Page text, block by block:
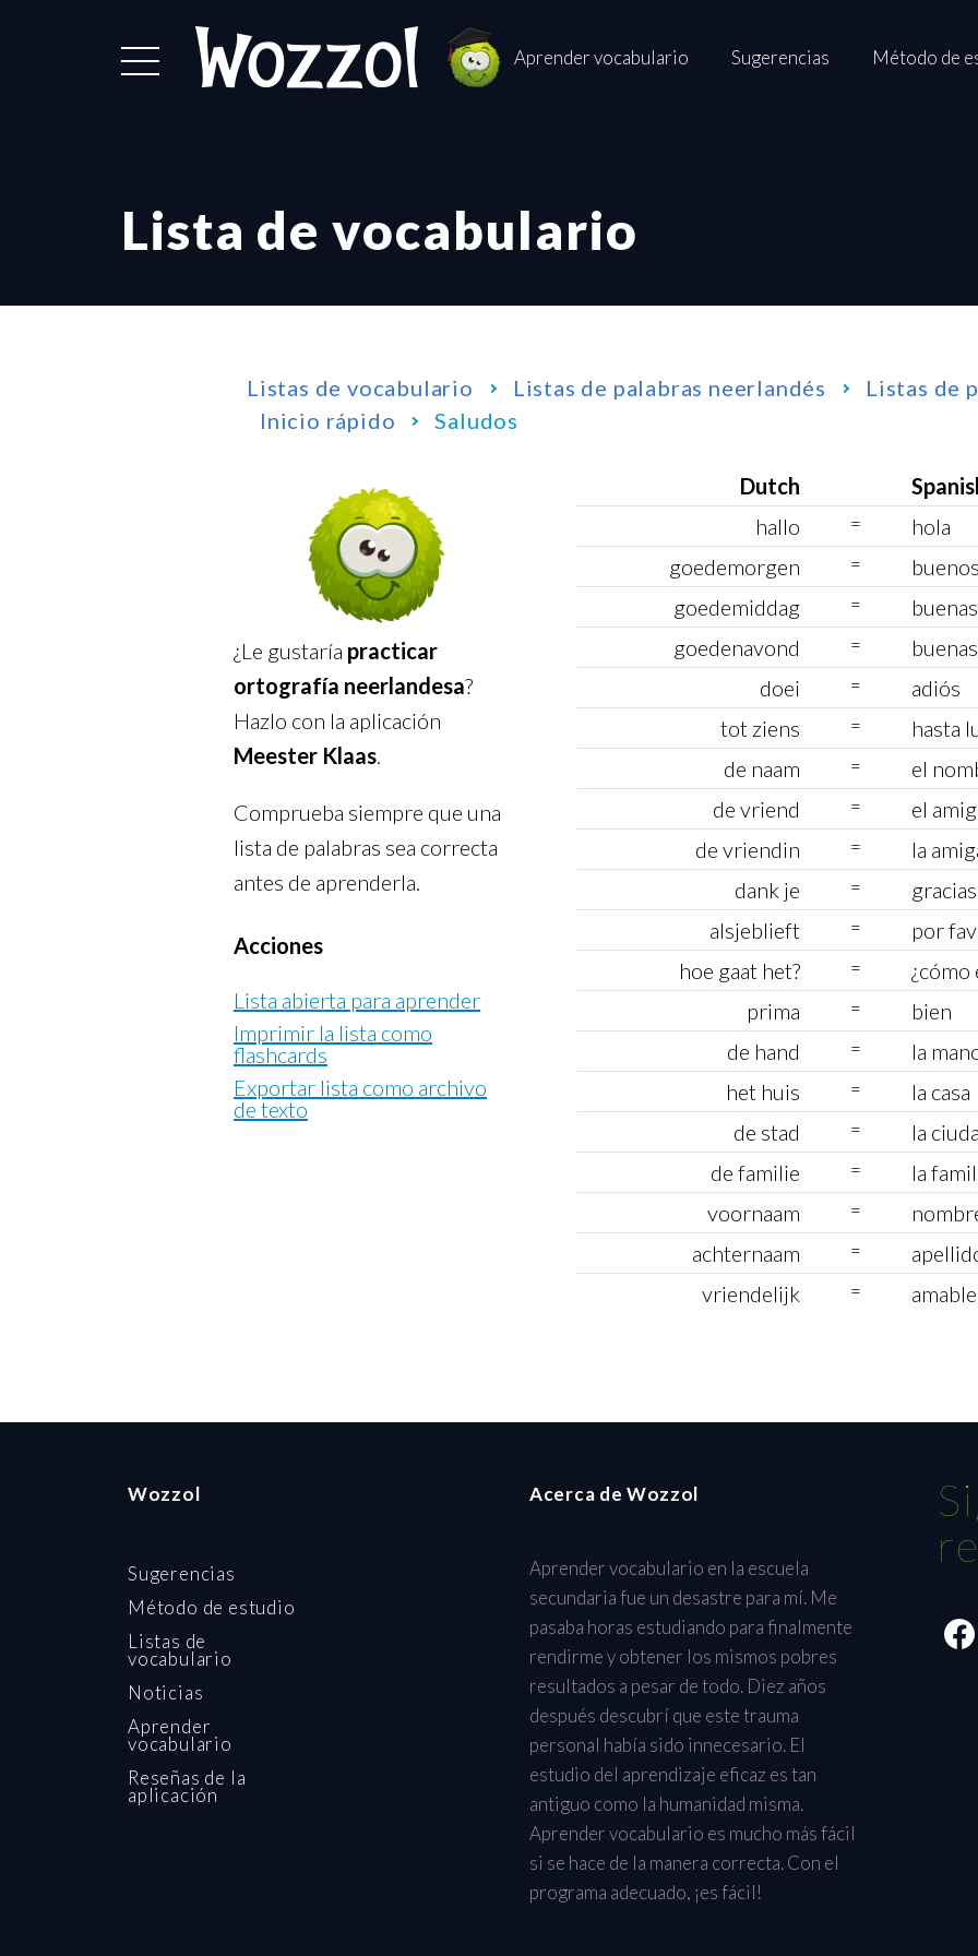
Aprender vocabulario Sugerencias Método de
Lista de vocabulario
Listas de vocabulario Listas de palabras neerlandés
Listas de
Inicio rápido
Saludos
¿Le gustaría practicar
ortografía neerlandesa?
Hazlo con la aplicación
Meester Klaas
Comprueba siempre que una
lista de palabras sea correcta
antes de aprenderla.
Acciones
Lista abierta para aprender
Imprimir la lista como
flashcards
Exportar lista como archivo
de texto
Dutch
hallo
=
hola
goedemorgen
=
goedemiddag
=
goedenavond
=
doei
=
adiós
tot ziens
=
hasta
de naam
=
el
de vriend
=
el
de vriendin
=
la
dank je
=
gracias
alsjeblieft
=
por
hoe gaat het?
=
¿cómo
prima
=
bien
de hand
=
la
het huis
=
la casa
de stad
=
la
de familie
=
la
voornaam
=
achternaam
=
vriendelijk
= amable
Wozzol
Sugerencias
Método de estudio
Listas de
vocabulario
Noticias
Aprender
vocabulario
Reseñas de la
aplicación
Acerca de Wozzol
Aprender vocabulario en la escuela
secundaria fue un desastre para mí. Me
pasaba horas estudiando para finalmente
rendirme y obtener los mismos pobres
resultados a pesar de todo. Diez años
después descubrí que este trauma
personal había sido innecesario. El
estudio del aprendizaje eficaz es tan
antiguo como la humanidad misma.
Aprender vocabulario es mucho más fácil
si se hace de la manera correcta. Con el
programa adecuado, ¡es fácil!